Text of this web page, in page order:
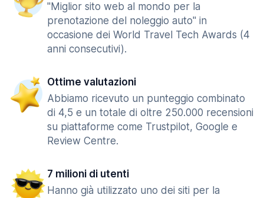
"Miglior sito web al mondo per la
prenotazione del noleggio auto" in
occasione dei World Travel Tech Awards (4
anni consecutivi).
Ottime valutazioni
Abbiamo ricevuto un punteggio combinato
di 4,5 e un totale di oltre 250.000 recensioni
su piattaforme come Trustpilot, Google e
Review Centre.
7 milioni di utenti
Hanno già utilizzato uno dei siti per la